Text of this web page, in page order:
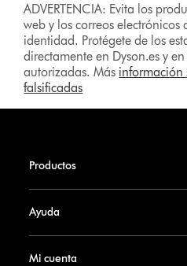
ADVERTENCIA: Evita los
web y los correos
identidad. Protégete de los
directamente en Dyson.es y
autorizadas. Más información
falsificadas
Productos
Ayuda
Mi cuenta